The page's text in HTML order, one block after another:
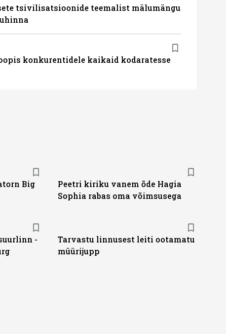
tsivilisatsioonide teemalist mälumängu
konkurentidele kaikaid kodaratesse
Big
Peetri kiriku vanem õde Hagia
Sophia rabas oma võimsusega
-
Tarvastu linnusest leiti ootamatu
müürijupp